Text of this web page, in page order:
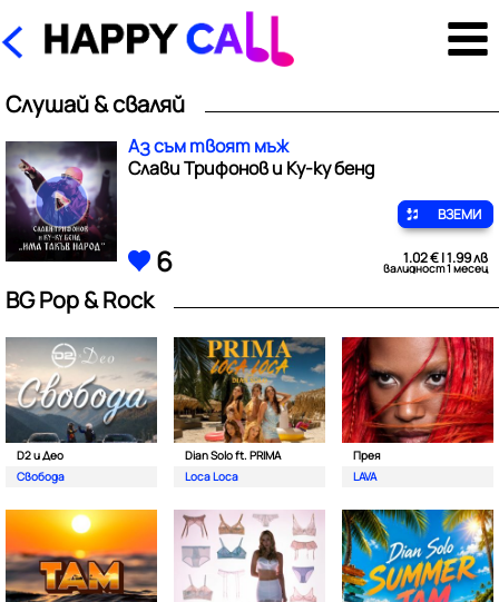
Слушай & сваляй
Аз съм твоят мъж
Слави Трифонов и Ку-ку бенд
ВЗЕМИ
6 1.02 € | 1.99 лв
валидност 1 месец
BG Pop & Rock
D2 и Део
Свобода
Dian Solo ft. PRIMA
Loca Loca
Прея
LAVA